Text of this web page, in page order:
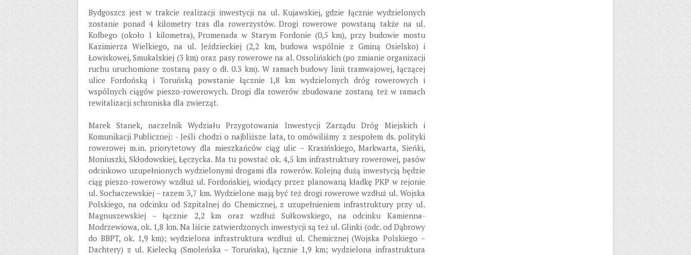
Bydgoszcz jest w trakcie realizacji inwestycji na ul. Kujawskiej, gdzie łącznie wydzielonych
zostanie ponad 4 kilometry tras dla rowerzystów. Drogi rowerowe powstaną także na ul.
Kolbego (około 1 kilometra), Promenada w Starym Fordonie (0,5 km), przy budowie mostu
Kazimierza Wielkiego, na ul. Jeździeckiej (2,2 km, budowa wspólnie z Gminą Osielsko) i
Łowiskowej, Smukalskiej (3 km) oraz pasy rowerowe na al. Ossolińskich (po zmianie organizacji
ruchu uruchomione zostaną pasy o dł. 0.3 km). W ramach budowy linii tramwajowej, łączącej
ulice Fordońską i Toruńską powstanie łącznie 1,8 km wydzielonych dróg rowerowych i
wspólnych ciągów pieszo-rowerowych. Drogi dla rowerów zbudowane zostaną też w ramach
rewitalizacji schroniska dla zwierząt.
Marek Stanek, naczelnik Wydziału Przygotowania Inwestycji Zarządu Dróg Miejskich i
Komunikacji Publicznej: - Jeśli chodzi o najbliższe lata, to omówiliśmy z zespołem ds. polityki
rowerowej m.in. priorytetowy dla mieszkańców ciąg ulic – Krasińskiego, Markwarta, Sieńki,
Moniuszki, Skłodowskiej, Łęczycka. Ma tu powstać ok. 4,5 km infrastruktury rowerowej, pasów
odcinkowo uzupełnionych wydzielonymi drogami dla rowerów. Kolejną dużą inwestycją będzie
ciąg pieszo-rowerowy wzdłuż ul. Fordońskiej, wiodący przez planowaną kładkę PKP w rejonie
ul. Sochaczewskiej – razem 3,7 km. Wydzielone mają być też drogi rowerowe wzdłuż ul. Wojska
Polskiego, na odcinku od Szpitalnej do Chemicznej, z uzupełnieniem infrastruktury przy ul.
Magnuszewskiej – łącznie 2,2 km oraz wzdłuż Sułkowskiego, na odcinku Kamienna-
Modrzewiowa, ok. 1,8 km. Na liście zatwierdzonych inwestycji są też ul. Glinki (odc. od Dąbrowy
do BBPT, ok. 1,9 km); wydzielona infrastruktura wzdłuż ul. Chemicznej (Wojska Polskiego –
Dachtery) z ul. Kielecką (Smoleńska – Toruńska), łącznie 1,9 km; wydzielona infrastruktura